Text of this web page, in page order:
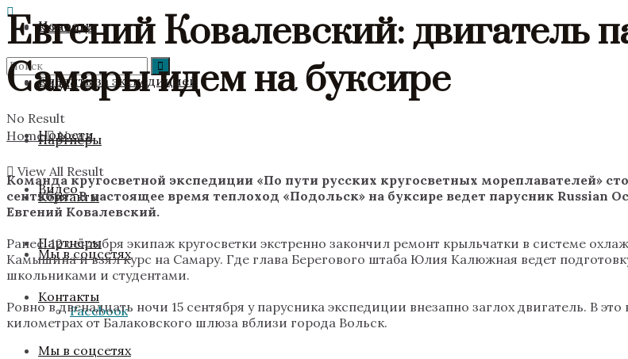
Новости
Видео
Партнёры
Контакты
Мы в соцсетях
Facebook
Команда
Следить за экспедицией
Новости
Видео
Партнёры
Контакты
Мы в соцсетях
No Result
View All Result
Евгений Ковалевский: двигатель
Самары идем на буксире
Home News
Команда кругосветной экспедиции «По пути русских кругосветных мореплавателей»
сентября. В настоящее время теплоход «Подольск» на буксире ведет парусник Russian
Евгений Ковалевский.
Ранее, 12 сентября экипаж кругосветки экстренно закончил ремонт крыльчатки в системе
Камышина и взял курс на Самару. Где глава Берегового штаба Юлия Калюжная ведет
школьниками и студентами.
Ровно в двенадцать ночи 15 сентября у парусника экспедиции внезапно заглох двигатель. В
километрах от Балаковского шлюза вблизи города Вольск.